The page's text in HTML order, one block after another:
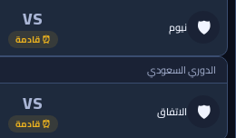
🛡 نيوم VS
⏰ قادمة
الدوري السعودي
🛡 الاتفاق VS
⏰ قادمة